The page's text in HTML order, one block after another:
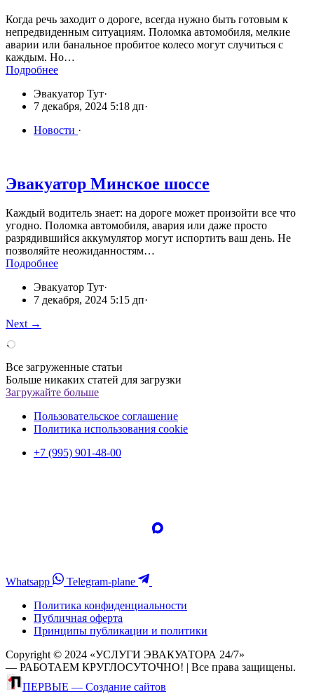
Когда речь заходит о дороге, всегда нужно быть готовым к
непредвиденным ситуациям. Поломка автомобиля, мелкие
аварии или банальное пробитое колесо могут случиться с
каждым. Но…
Подробнее
Эвакуатор Тут·
7 декабря, 2024 5:18 дп·
Новости ·
Эвакуатор Минское шоссе
Каждый водитель знает: на дороге может произойти все что
угодно. Поломка автомобиля, авария или даже просто
разрядившийся аккумулятор могут испортить ваш день. Не
позволяйте неожиданностям…
Подробнее
Эвакуатор Тут·
7 декабря, 2024 5:15 дп·
Next →
Все загруженные статьи
Больше никаких статей для загрузки
Загружайте больше
Пользовательское соглашение
Политика использования cookie
+7 (995) 901-48-00
Whatsapp
Telegram-plane
Политика конфиденциальности
Публичная оферта
Принципы публикации и политики
Copyright © 2024 «УСЛУГИ ЭВАКУАТОРА 24/7»
— РАБОТАЕМ КРУГЛОСУТОЧНО! | Все права защищены.
ПЕРВЫЕ — Создание сайтов